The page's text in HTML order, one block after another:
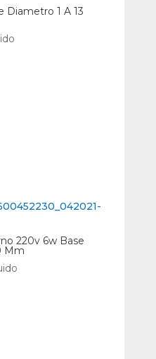
Diametro 1 A 13
220v 6w Base
Mm